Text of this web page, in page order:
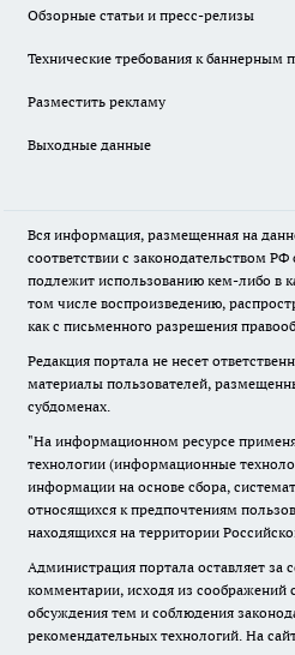
Обзорные статьи и пресс-релизы
Технические требования к баннерным
Разместить рекламу
Выходные данные
Вся информация, размещенная на
соответствии с законодательством
подлежит использованию кем-либо в
том числе воспроизведению,
как с письменного разрешения
Редакция портала не несет
материалы пользователей,
субдоменах.
"На информационном ресурсе
технологии (информационные
информации на основе сбора,
относящихся к предпочтениям
находящихся на территории
Администрация портала оставляет за
комментарии, исходя из соображений
обсуждения тем и соблюдения
рекомендательных технологий. На